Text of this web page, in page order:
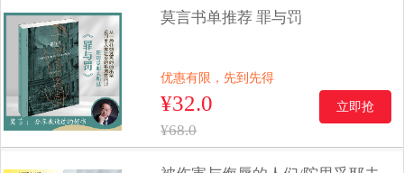
莫言书单推荐 罪与罚
优惠有限，先到先得
¥32.0
¥68.0
立即抢